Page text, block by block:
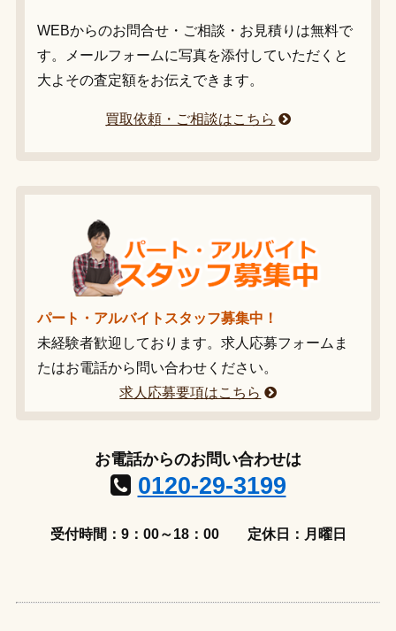
WEBからのお問合せ・ご相談・お見積りは無料で
す。メールフォームに写真を添付していただくと
大よその査定額をお伝えできます。
買取依頼・ご相談はこちら
パート・アルバイトスタッフ募集中！
未経験者歓迎しております。求人応募フォームま
たはお電話から問い合わせください。
求人応募要項はこちら
お電話からのお問い合わせは
0120-29-3199
受付時間：9：00～18：00 定休日：月曜日